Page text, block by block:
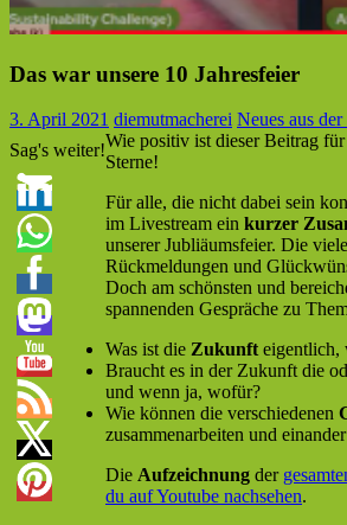
Das war unsere 10 Jahresfeier
3. April 2021 diemutmacherei Neues aus
Sag's weiter!Wie positiv ist dieser Beitrag
Sterne!
Für alle, die nicht dabei sein
im Livestream ein kurzer
unserer Jubliäumsfeier. Die
Rückmeldungen und
Doch am schönsten und
spannenden Gespräche zu
Was ist die Zukunfteigentlich,
Braucht es in der Zukunft die
und wenn ja, wofür?
Wie können die verschiedenen
zusammenarbeiten und
Die Aufzeichnung der
du auf Youtube nachsehen.